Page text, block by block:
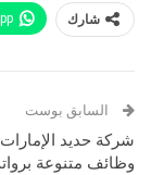
شارك
السابق بوست
شركة حديد
وظائف متنوعة